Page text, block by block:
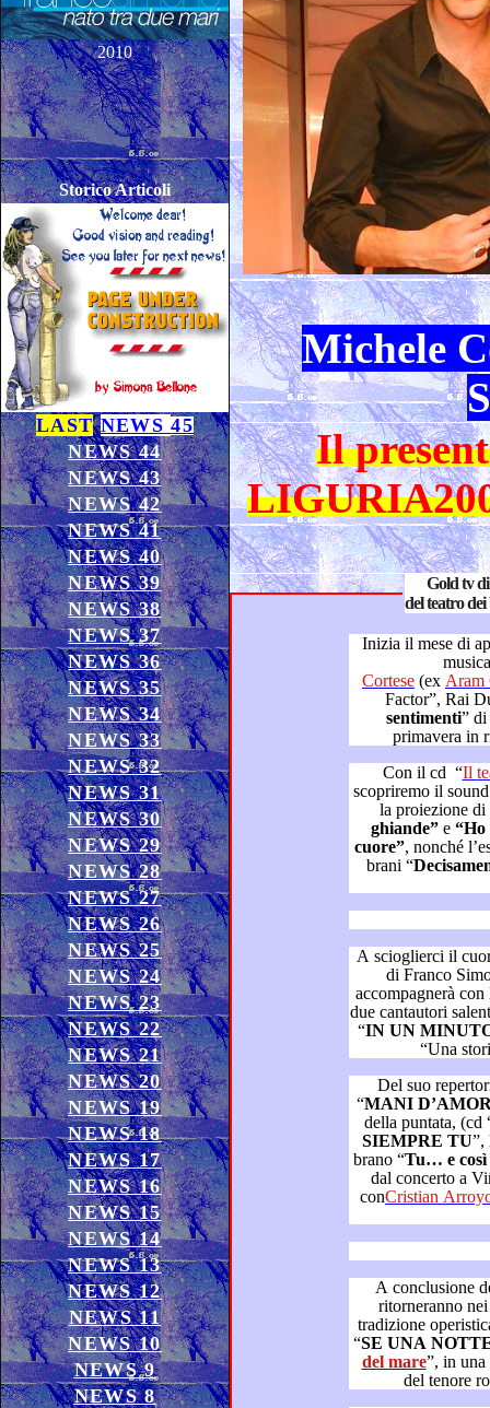
2010
Storico Articoli
LAST NEWS45
NEWS 44
NEWS 43
NEWS 42
NEWS 41
NEWS 40
NEWS 39
NEWS 38
NEWS 37
NEWS 36
NEWS 35
NEWS 34
NEWS 33
NEWS 32
NEWS 31
NEWS 30
NEWS 29
NEWS 28
NEWS 27
NEWS 26
NEWS 25
NEWS 24
NEWS 23
NEWS 22
NEWS 21
NEWS 20
NEWS 19
NEWS 18
NEWS 17
NEWS 16
NEWS 15
NEWS 14
NEWS 13
NEWS 12
NEWS 11
NEWS 10
NEWS 9
NEWS 8
Michele
Il
Gold tv
del teatro
Inizia il mese di aprile in
Cortese (ex Aram
sentimenti” di
Con il cd “
Il
scopriremo il sound rock che profuma di
la proiezione
ghiande” e“Ho
cuore”, nonché l’esecuzione dal vivo di altri tre suoi
brani “
A scioglierci il cuore, un
di Franco Simone con Michele Cortese che
accompagnerà con la sua
due cantautori salentini ci conquisteranno con il brano
“IN UN
Del suo repertorio
“MANI
della puntata, (cd
SIEMPRE TU”, la
brano “
Tu… e
dal concerto a Viña del Mar in Chile ,
con
Cristian
A conclusione della
ritorneranno nei canoni classici melodici
tradizione operistica, con il
“SE UNA
del mare”, in una versione lirica imponente a cura
del tenore